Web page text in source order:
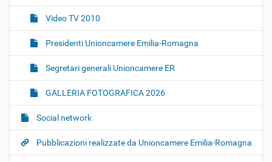
Video TV 2010
Presidenti Unioncamere Emilia-Romagna
Segretari generali Unioncamere ER
GALLERIA FOTOGRAFICA 2026
Social network
Pubblicazioni realizzate da Unioncamere Emilia-Romagna